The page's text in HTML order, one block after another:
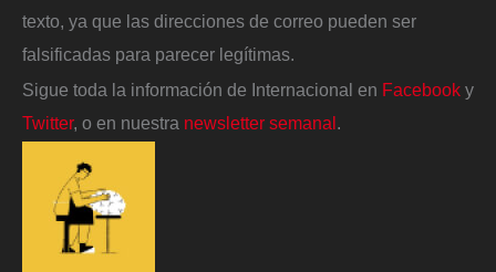
texto, ya que las direcciones de correo pueden ser
falsificadas para parecer legítimas.
Sigue toda la información de Internacional en Facebook y
Twitter, o en nuestra newsletter semanal.